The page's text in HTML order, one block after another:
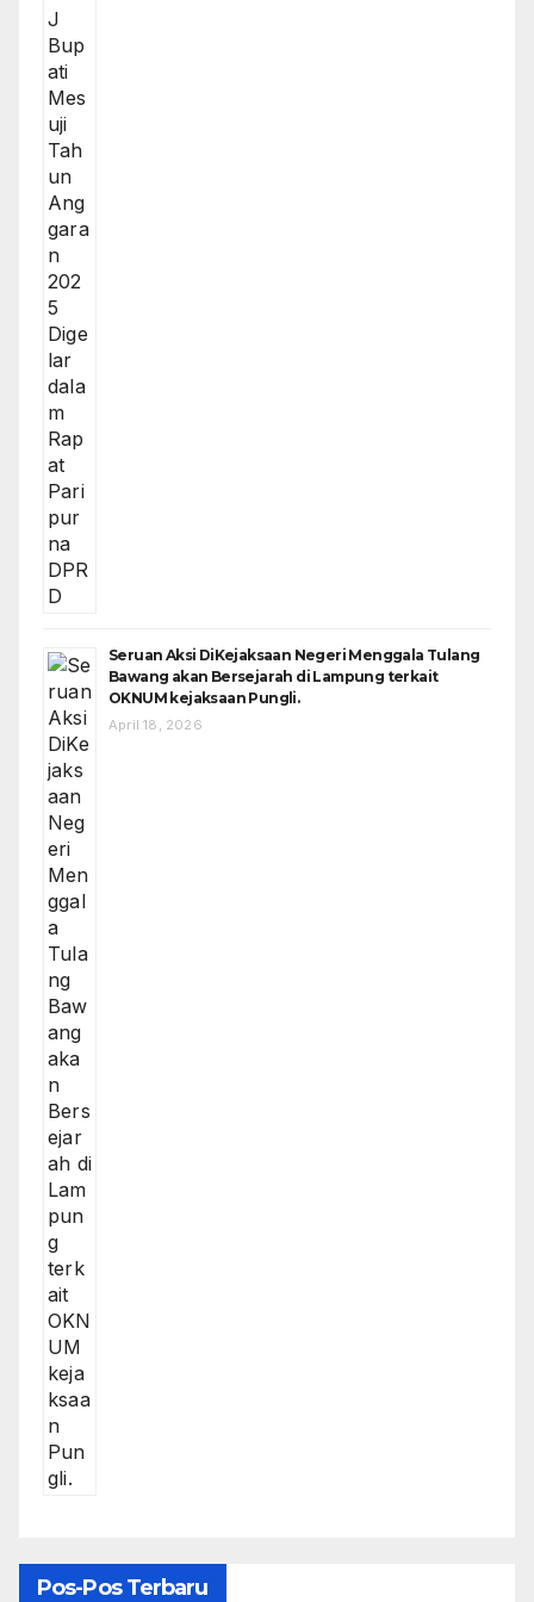
Seruan Aksi DiKejaksaan Negeri Menggala Tulang
Bawang akan Bersejarah di Lampung terkait
OKNUM kejaksaan Pungli.
April 18, 2026
Pos-Pos Terbaru